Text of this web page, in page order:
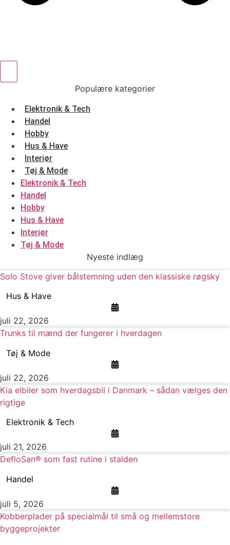
Populære kategorier
Elektronik & Tech
Handel
Hobby
Hus & Have
Interiør
Tøj & Mode
Elektronik & Tech
Handel
Hobby
Hus & Have
Interiør
Tøj & Mode
Nyeste indlæg
Solo Stove giver bålstemning uden den klassiske røgsky
Hus & Have
juli 22, 2026
Trunks til mænd der fungerer i hverdagen
Tøj & Mode
juli 22, 2026
Kia elbiler som hverdagsbil i Danmark – sådan vælges den
rigtige
Elektronik & Tech
juli 21, 2026
DefloSan® som fast rutine i stalden
Handel
juli 5, 2026
Kobberplader på specialmål til små og mellemstore
byggeprojekter